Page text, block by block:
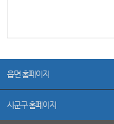
읍면 홈페이지
시군구 홈페이지